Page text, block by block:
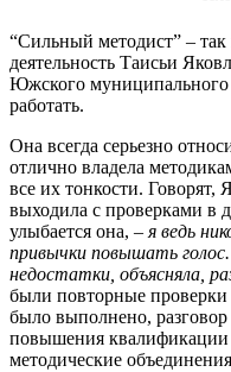
“Сильный методист” – так
деятельность Таисьи
Южского муниципального
работать.
Она всегда серьезно
отлично владела
все их тонкости. Говорят,
выходила с проверками в
улыбается она, – я ведь
привычки повышать
недостатки, объясняла,
были повторные проверки
было выполнено,
повышения
методические